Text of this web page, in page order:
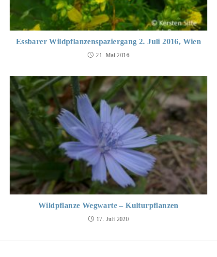
Essbarer Wildpflanzenspaziergang 2. Juli 2016, Wien
21. Mai 2016
Wildpflanze Wegwarte – Kulturpflanzen
17. Juli 2020